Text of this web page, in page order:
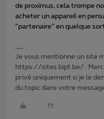
de proximus, cela trompe
acheter un appareil en
“partenaire” en quelque
Je vous mentionne un site
https://sites.bipt.be/ .
privé uniquement si je le
du topic dans votre